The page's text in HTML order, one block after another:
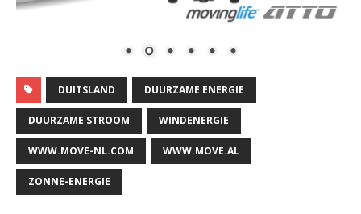
DUITSLAND DUURZAME ENERGIE
DUURZAME STROOM WINDENERGIE
WWW.MOVE-NL.COM WWW.MOVE.AL
ZONNE-ENERGIE